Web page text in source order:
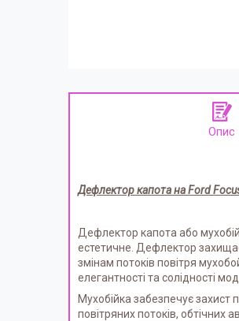
Опис
Дефлектор капота на Ford
Дефлектор капота або
естетичне. Дефлектор
змінам потоків повітря
елегантності та солідності
Мухобійка забезпечує захист
повітряних потоків,